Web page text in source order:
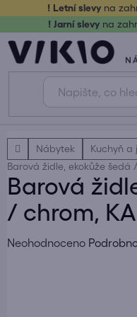
obsah
! Letní slevy na
! Jarní slevy na
DomůNábytek Kuchyň a
Barová židle, ekokůže šedá
Barová
/ chrom,
Průměrné
Neohodnoceno